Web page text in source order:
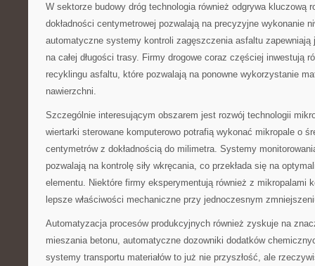
W sektorze budowy dróg technologia również odgrywa kluczową
dokładności centymetrowej pozwalają na precyzyjne wykonanie
automatyczne systemy kontroli zagęszczenia asfaltu zapewniają
na całej długości trasy. Firmy drogowe coraz częściej inwestują
recyklingu asfaltu, które pozwalają na ponowne wykorzystanie
nawierzchni.
Szczególnie interesującym obszarem jest rozwój technologii
wiertarki sterowane komputerowo potrafią wykonać mikropale o
centymetrów z dokładnością do milimetra. Systemy
pozwalają na kontrolę siły wkręcania, co przekłada się na
elementu. Niektóre firmy eksperymentują również z mikropalami
lepsze właściwości mechaniczne przy jednoczesnym
Automatyzacja procesów produkcyjnych również zyskuje na
mieszania betonu, automatyczne dozowniki dodatków
systemy transportu materiałów to już nie przyszłość, ale